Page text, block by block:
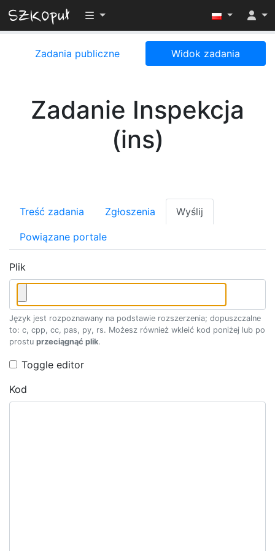
Przełącz widoczność menu
Zadania publiczne Widok zadania
Zadanie Inspekcja
(ins)
Treść zadania Zgłoszenia Wyślij
Powiązane portale
Plik
Język jest rozpoznawany na podstawie rozszerzenia; dopuszczalne
to: c, cpp, cc, pas, py, rs. Możesz również wkleić kod poniżej lub po
prostu przeciągnąć plik.
Toggle editor
Kod